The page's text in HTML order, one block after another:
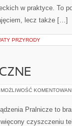
w praktyce. To
lecz także […]
PRZYRODY
MOŻLIWOŚĆ
Pralnicze to
czyszczeniu